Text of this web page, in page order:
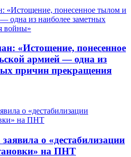
«Истощение, понесенное
армией — одна из
причин прекращения
о «дестабилизации
на ПНТ